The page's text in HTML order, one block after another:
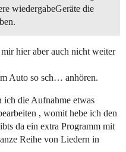
wiedergabeGeräte die
hier aber auch nicht weiter
Auto so sch… anhören.
ich die Aufnahme etwas
, womit hebe ich den
da ein extra Programm mit
Reihe von Liedern in